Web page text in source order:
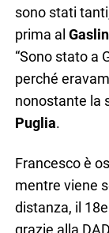
sono stati
prima al
“Sono stato a
perché
nonostante la
Puglia.
Francesco è
mentre viene
distanza, il
grazie alla